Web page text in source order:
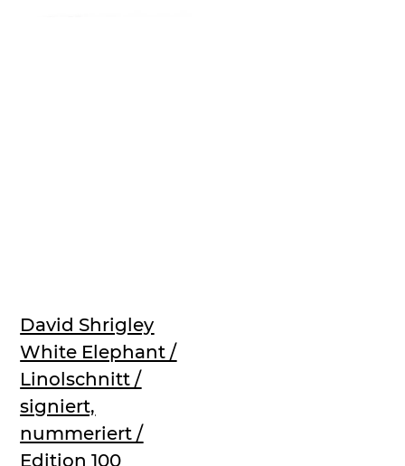
David Shrigley
White Elephant /
Linolschnitt /
signiert,
nummeriert /
Edition 100